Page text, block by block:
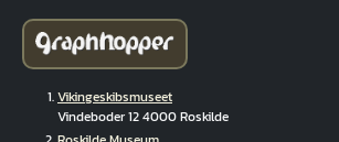
Vikingeskibsmuseet
Vindeboder 12 4000 Roskilde